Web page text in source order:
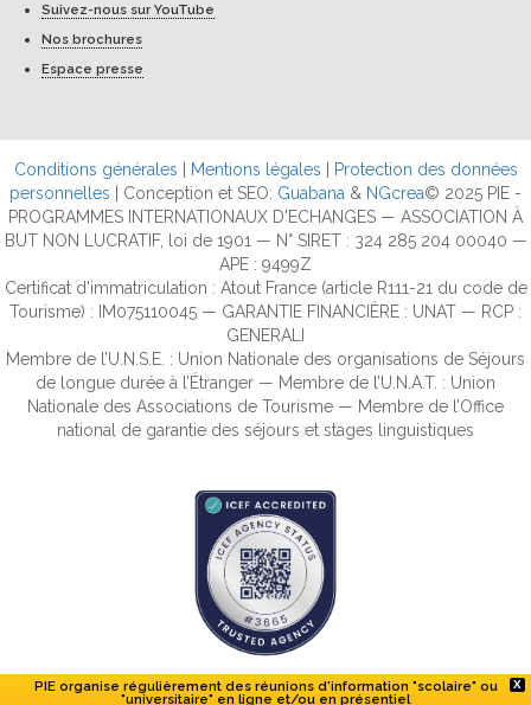
Suivez-nous sur YouTube
Nos brochures
Espace presse
Conditions générales Mentions légales
Protection des données
personnelles | Conception et SEO: Guabana & NGcrea© 2025 PIE -
PROGRAMMES INTERNATIONAUX D'ECHANGES — ASSOCIATION À
BUT NON LUCRATIF, loi de 1901 — N° SIRET : 324 285 204 00040 —
APE : 9499Z
Certificat d’immatriculation : Atout France (article R111-21 du code de
Tourisme) : IM075110045 — GARANTIE FINANCIÈRE : UNAT — RCP :
GENERALI
Membre de l’U.N.S.E. : Union Nationale des organisations de Séjours
de longue durée à l’Étranger — Membre de l’U.N.A.T. : Union
Nationale des Associations de Tourisme — Membre de l’Office
national de garantie des séjours et stages linguistiques
X
PIE organise régulièrement des réunions d'information "scolaire" ou
"universitaire" en ligne et/ou en présentiel